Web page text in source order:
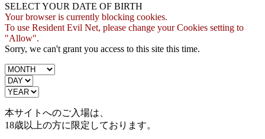
SELECT YOUR DATE OF BIRTH
Your browser is currently blocking cookies.
To use Resident Evil Net, please change your Cookies setting to
"Allow".
Sorry, we can't grant you access to this site this time.
本サイトへのご入場は、
18歳以上の方に限定しております。